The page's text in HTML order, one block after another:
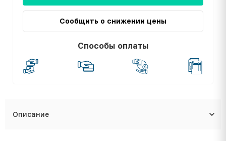
Сообщить о снижении цены
Способы оплаты
Описание